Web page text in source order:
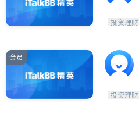
投资理财
会员
投资理财